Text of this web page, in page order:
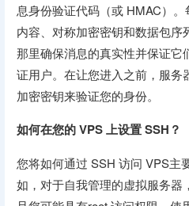
息身份验证代码（或 HMAC）。
内容、对称加密密钥和数据包序
那里确保消息的真实性并保证
证用户。在让您进入之前，服务
加密密钥来验证您的身份。
如何在您的 VPS 上设置 SSH？
您将如何通过 SSH 访问 VPS主
如，对于自我管理的虚拟服务器